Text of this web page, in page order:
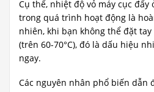
Cụ thể, nhiệt độ vỏ máy cục đẩy
trong quá trình hoạt động là
nhiên, khi bạn không thể đặt
(trên 60-70°C), đó là dấu hiệu
ngay.
Các nguyên nhân phổ biến dẫn